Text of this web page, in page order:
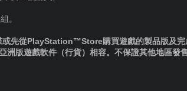
。
先從PlayStation™Store購買遊戲的製品版及完
洲版遊戲軟件（行貨）相容。不保證其他地區發